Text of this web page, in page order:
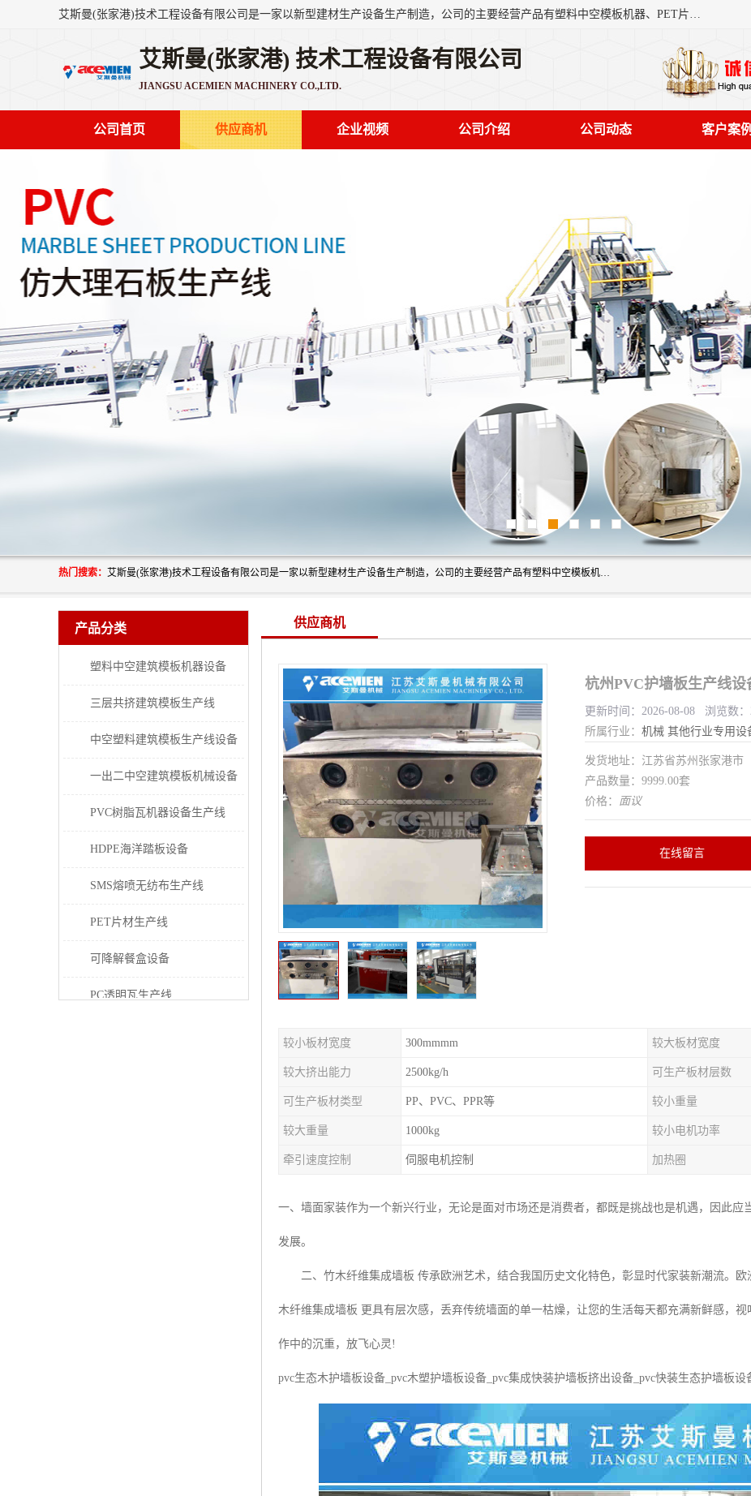
艾斯曼(张家港)技术工程设备有限公司是一家以新型建材生产设备生产制造，公司的主要经营产品有塑料中空模板机器、PET片材设备、可降解餐盒设备、树脂瓦设备、管材生产线、琉璃瓦设备等，艾斯曼机械在国内及国外享有较高盛誉拥有众多长期合作的老客户。
艾斯曼(张家港) 技术工程设备有限公司
JIANGSU ACEMIEN MACHINERY CO.,LTD.
公司首页 供应商机 企业视频 公司介绍 公司动态 客户案例
热门搜索： 艾斯曼(张家港)技术工程设备有限公司是一家以新型建材生产设备生产制造，公司的主要经营产品有塑料中空模板机器、PET片材设备、可降解餐盒设备、树脂瓦设备、管材生产线、琉璃瓦设备等，艾斯曼机械在国内及国外享有较高盛誉拥有众多长期合作的老客户。
产品分类
塑料中空建筑模板机器设备
三层共挤建筑模板生产线
中空塑料建筑模板生产线设备
一出二中空建筑模板机械设备
PVC树脂瓦机器设备生产线
HDPE海洋踏板设备
SMS熔喷无纺布生产线
PET片材生产线
可降解餐盒设备
PC透明瓦生产线
供应商机
更新时间：2026-08-08 浏览数：
所属行业： 机械 其他行业专用设
发货地址：江苏省苏州张家港市
产品数量：9999.00套
价格： 面议
在线留言
较小板材宽度 300mmmm 较大板材宽度
较大挤出能力 2500kg/h 可生产板材层数
可生产板材类型 PP、PVC、PPR等 较小重量
较大重量 1000kg 较小电机功率
牵引速度控制 伺服电机控制 加热圈
一、墙面家装作为一个新兴行业，无论是面对市场还是消费者，都既是挑战也是机遇，因此
发展。
二、竹木纤维集成墙板 传承欧洲艺术，结合我国历史文化特色，彰显时代家装新潮流。欧
木纤维集成墙板 更具有层次感，丢弃传统墙面的单一枯燥，让您的生活每天都充满新鲜感，
作中的沉重，放飞心灵!
pvc生态木护墙板设备_pvc木塑护墙板设备_pvc集成快装护墙板挤出设备_pvc快装生态护墙板设